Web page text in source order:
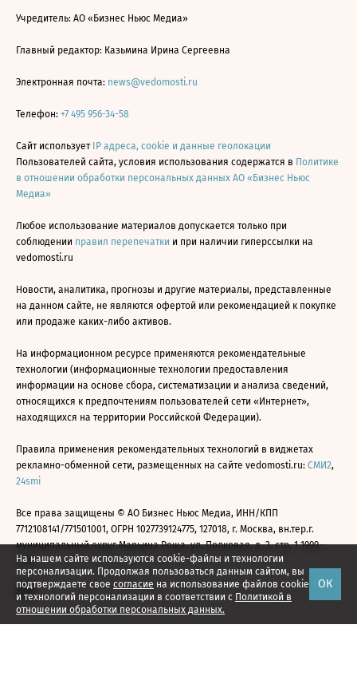
На нашем сайте используются cookie-файлы и технологии
персонализации. Продолжая пользоваться данным сайтом, вы
подтверждаете свое согласие на использование файлов cookie
и технологий персонализации в соответствии с Политикой в
отношении обработки персональных данных.
ОК
Учредитель: АО «Бизнес Ньюс Медиа»
Главный редактор: Казьмина Ирина Сергеевна
Электронная почта: news@vedomosti.ru
Телефон: +7 495 956-34-58
Сайт использует IP адреса, cookie и данные геолокации
Пользователей сайта, условия использования содержатся в Политике
в отношении обработки персональных данных АО «Бизнес Ньюс
Медиа»
Любое использование материалов допускается только при
соблюдении правил перепечатки и при наличии гиперссылки на
vedomosti.ru
Новости, аналитика, прогнозы и другие материалы, представленные
на данном сайте, не являются офертой или рекомендацией к покупке
или продаже каких-либо активов.
На информационном ресурсе применяются рекомендательные
технологии (информационные технологии предоставления
информации на основе сбора, систематизации и анализа сведений,
относящихся к предпочтениям пользователей сети «Интернет»,
находящихся на территории Российской Федерации).
Правила применения рекомендательных технологий в виджетах
рекламно-обменной сети, размещенных на сайте vedomosti.ru: СМИ2,
24smi
Все права защищены © АО Бизнес Ньюс Медиа, ИНН/КПП
7712108141/771501001, ОГРН 1027739124775, 127018, г. Москва, вн.тер.г.
муниципальный округ Марьина Роща, ул. Полковая, д. 3, стр. 1 1999—
2026